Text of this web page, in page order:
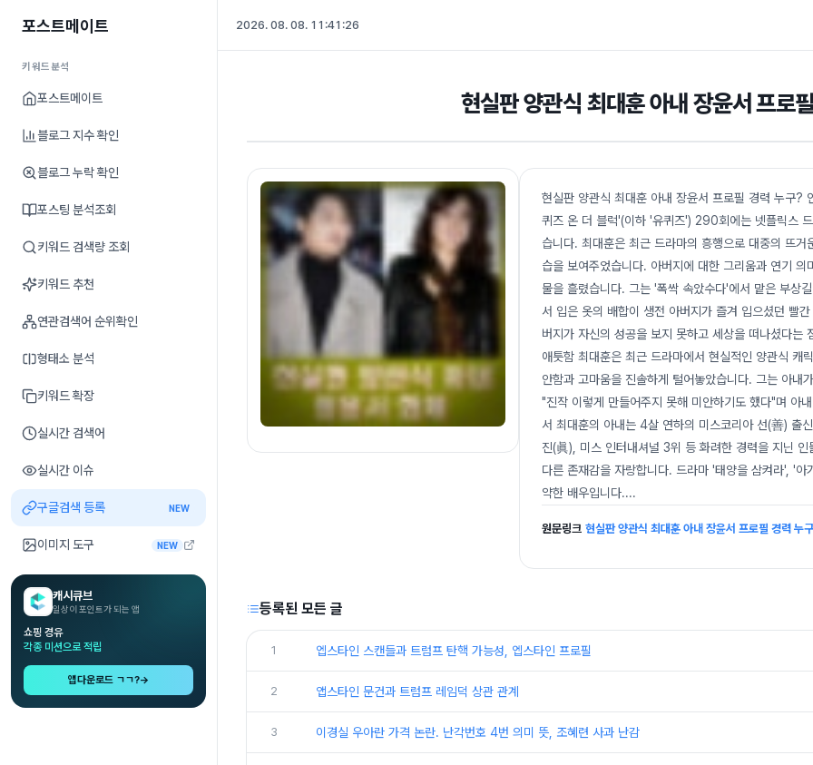
포스트메이트
키워드분석
포스트메이트
블로그 지수 확인
블로그 누락 확인
포스팅 분석조회
키워드 검색량 조회
키워드 추천
연관검색어 순위확인
형태소 분석
키워드 확장
실시간 검색어
실시간 이슈
구글검색 등록 NEW
이미지 도구 NEW
캐시큐브
일상이 포인트가 되는 앱
쇼핑 경유
각종 미션으로 적립
앱다운로드 ㄱㄱ?→
2026. 08. 08. 11:41:27
현실판 양관식 최대훈 아내 장윤서 프로
현실판 양관식 최대훈 아내 장윤서 프로필 경력 누구
퀴즈 온 더 블럭'(이하 '유퀴즈') 290회에는 넷플릭스
습니다. 최대훈은 최근 드라마의 흥행으로 대중의 뜨
습을 보여주었습니다. 아버지에 대한 그리움과 연기
물을 흘렸습니다. 그는 '폭싹 속았수다'에서 맡은 부상
서 입은 옷의 배합이 생전 아버지가 즐겨 입으셨던 빨
버지가 자신의 성공을 보지 못하고 세상을 떠나셨다는
애틋함 최대훈은 최근 드라마에서 현실적인 양관식
안함과 고마움을 진솔하게 털어놓았습니다. 그는 아
"진작 이렇게 만들어주지 못해 미안하기도 했다"며 아
서 최대훈의 아내는 4살 연하의 미스코리아 선(善) 출
진(眞), 미스 인터내셔널 3위 등 화려한 경력을 지닌
다른 존재감을 자랑합니다. 드라마 '태양을 삼켜라', '
약한 배우입니다....
원문링크 현실판 양관식 최대훈 아내 장윤서 프로필 경력 누
등록된 모든 글
1 엡스타인 스캔들과 트럼프 탄핵 가능성, 엡스타인 프로필
2 앱스타인 문건과 트럼프 레임덕 상관 관계
3 이경실 우아란 가격 논란. 난각번호 4번 의미 뜻, 조혜련 사과 난감